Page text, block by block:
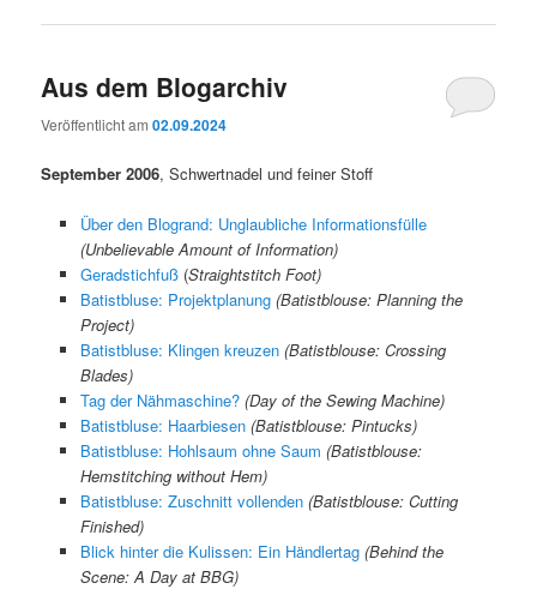
Aus dem Blogarchiv
Veröffentlicht am02.09.2024
September 2006, Schwertnadel und feiner Stoff
Über den Blogrand: Unglaubliche Informationsfülle
(Unbelievable Amount of Information)
Geradstichfuß(Straightstitch Foot)
Batistbluse: Projektplanung (Batistblouse: Planning the
Project)
Batistbluse: Klingen kreuzen (Batistblouse: Crossing
Blades)
Tag der Nähmaschine? (Day of the Sewing Machine)
Batistbluse: Haarbiesen (Batistblouse: Pintucks)
Batistbluse: Hohlsaum ohne Saum (Batistblouse:
Hemstitching without Hem)
Batistbluse: Zuschnitt vollenden (Batistblouse: Cutting
Finished)
Blick hinter die Kulissen: Ein Händlertag (Behind the
Scene: A Day at BBG)